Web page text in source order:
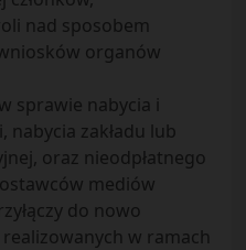
nad sposobem
organów
sprawie nabycia i
zakładu lub
oraz nieodpłatnego
mediów
do nowo
w ramach